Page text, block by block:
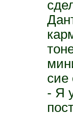
сие
- Я